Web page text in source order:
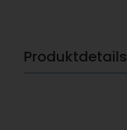
Produktdetails